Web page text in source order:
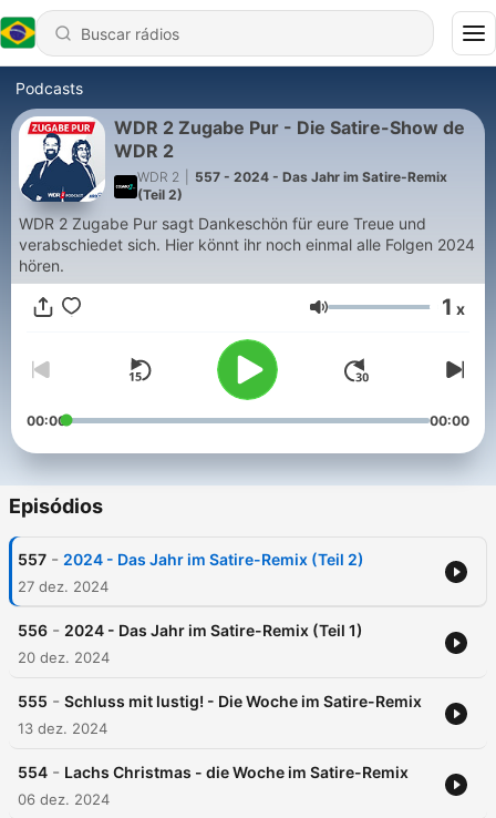
Podcasts
WDR 2 Zugabe Pur - Die Satire-Show de
WDR 2
WDR 2
557 - 2024 - Das Jahr im Satire-Remix
(Teil 2)
WDR 2 Zugabe Pur sagt Dankeschön für eure Treue und
verabschiedet sich. Hier könnt ihr noch einmal alle Folgen 2024
hören.
Volume 1 x
00:00 00:00
Episódios
557 - 2024 - Das Jahr im Satire-Remix (Teil 2)
27 dez. 2024
556 - 2024 - Das Jahr im Satire-Remix (Teil 1)
20 dez. 2024
555 - Schluss mit lustig! - Die Woche im Satire-Remix
13 dez. 2024
554 - Lachs Christmas - die Woche im Satire-Remix
06 dez. 2024